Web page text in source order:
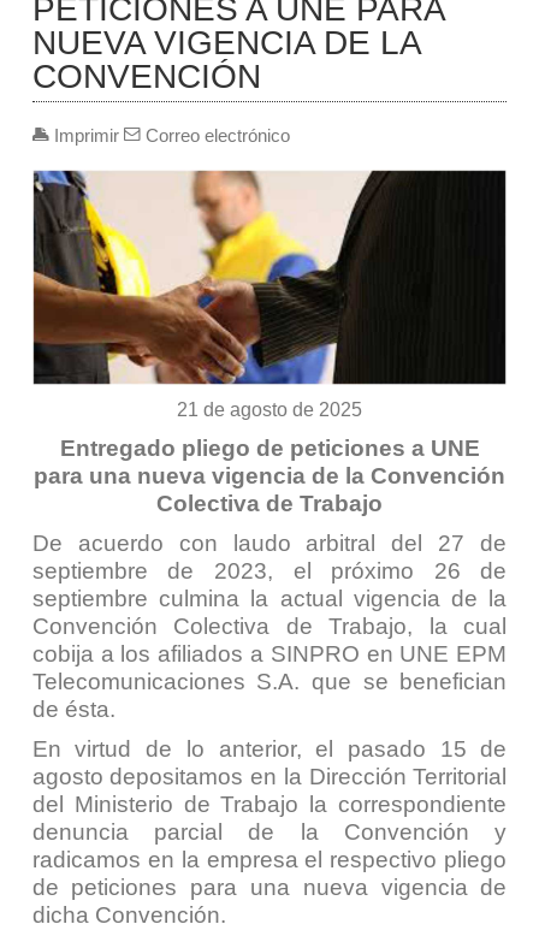
PETICIONES A UNE PARA
NUEVA VIGENCIA DE LA
CONVENCIÓN
Imprimir Correo electrónico
21 de agosto de 2025
Entregado pliego de peticiones a UNE
para una nueva vigencia de la Convención
Colectiva de Trabajo
De acuerdo con laudo arbitral del 27 de
septiembre de 2023, el próximo 26 de
septiembre culmina la actual vigencia de la
Convención Colectiva de Trabajo, la cual
cobija a los afiliados a SINPRO en UNE EPM
Telecomunicaciones S.A. que se benefician
de ésta.
En virtud de lo anterior, el pasado 15 de
agosto depositamos en la Dirección Territorial
del Ministerio de Trabajo la correspondiente
denuncia parcial de la Convención y
radicamos en la empresa el respectivo pliego
de peticiones para una nueva vigencia de
dicha Convención.